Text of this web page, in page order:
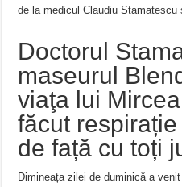
de la medicul Claudiu Stamatescu
Doctorul
maseurul
viaţa lui
făcut
de față cu toți
Dimineața zilei de duminică a